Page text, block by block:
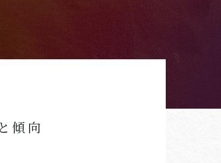
傾向